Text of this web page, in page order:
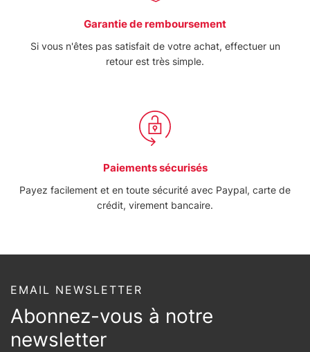
Garantie de remboursement
Si vous n'êtes pas satisfait de votre achat, effectuer un
retour est très simple.
Paiements sécurisés
Payez facilement et en toute sécurité avec Paypal, carte de
crédit, virement bancaire.
EMAIL NEWSLETTER
Abonnez-vous à notre
newsletter